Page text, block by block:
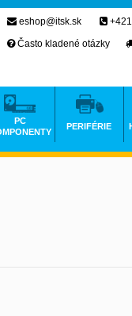
eshop@itsk.sk
Často kladené otázky
PC
PERIFÉRIE